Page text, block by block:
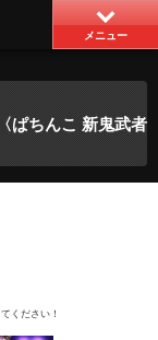
メニュー
ぱちんこ 新鬼武者
ください！